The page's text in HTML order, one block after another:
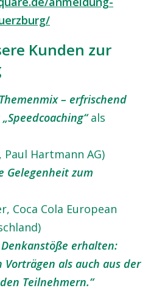
Kunden zur
– erfrischend
als
Paul Hartmann AG)
Gelegenheit zum
Coca Cola European
erhalten:
Vorträgen als auch aus der
Teilnehmern.“